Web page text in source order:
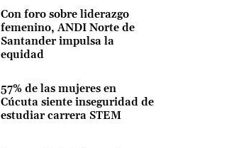
Con foro sobre liderazgo
femenino, ANDI Norte de
Santander impulsa la
equidad
57% de las mujeres en
Cúcuta siente inseguridad de
estudiar carrera STEM